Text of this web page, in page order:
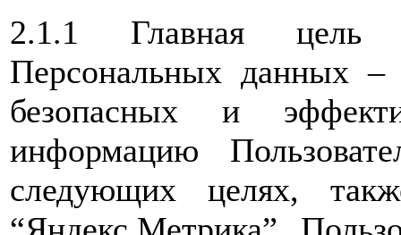
2.1.1 Главная цель
Персональных данных –
безопасных и
информацию
следующих целях,